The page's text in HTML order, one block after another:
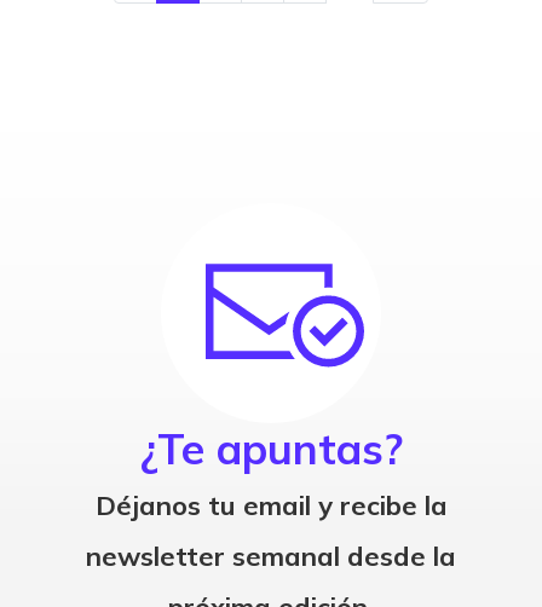
¿Te apuntas?
Déjanos tu email y recibe la
newsletter semanal desde la